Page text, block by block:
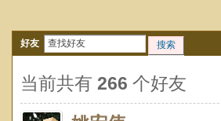
好友 搜索
当前共有 266 个好友